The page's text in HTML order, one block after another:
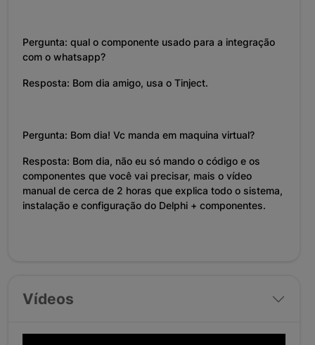
Pergunta: qual o componente usado para a integração
com o whatsapp?
Resposta: Bom dia amigo, usa o Tinject.
Pergunta: Bom dia! Vc manda em maquina virtual?
Resposta: Bom dia, não eu só mando o código e os
componentes que você vai precisar, mais o vídeo
manual de cerca de 2 horas que explica todo o sistema,
instalação e configuração do Delphi + componentes.
Vídeos